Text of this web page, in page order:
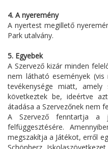
4. A nyeremény
A nyertest megillető
Park utalvány.
5. Egyebek
A Szervező kizár minden
nem látható események
tevékenysége miatt,
következtek be, ideértve
átadása a Szervezőnek nem
A Szervező fenntartja a
felfüggesztésére.
megszakítja a Játékot, erről